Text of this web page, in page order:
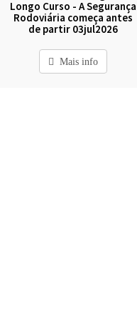
Longo Curso - A Segurança
Rodoviária começa antes
de partir 03jul2026
Mais info